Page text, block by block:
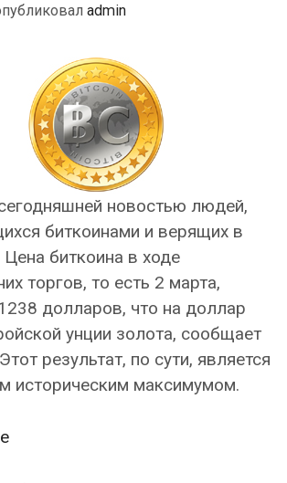
admin
новостью людей,
биткоинами и верящих в
биткоина в ходе
торгов, то есть 2 марта,
долларов, что на доллар
унции золота, сообщает
результат, по сути, является
историческим максимумом.
С